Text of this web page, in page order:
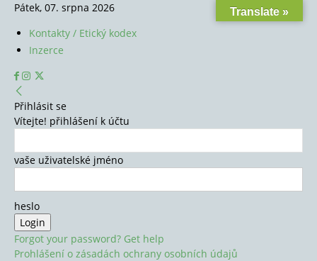
Pátek, 07. srpna 2026
Kontakty / Etický kodex
Inzerce
Přihlásit se
Vítejte! přihlášení k účtu
vaše uživatelské jméno
heslo
Forgot your password? Get help
Prohlášení o zásadách ochrany osobních údajů
Translate »